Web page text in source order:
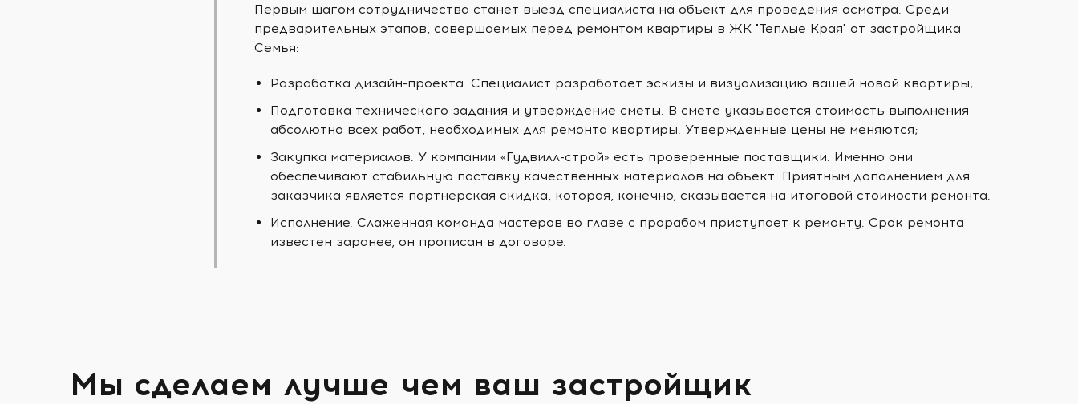
Первым шагом сотрудничества станет выезд специалиста на объект для проведения осмотра. Среди
предварительных этапов, совершаемых перед ремонтом квартиры в ЖК "Теплые Края" от застройщика
Семья:
Разработка дизайн-проекта. Специалист разработает эскизы и визуализацию вашей новой квартиры;
Подготовка технического задания и утверждение сметы. В смете указывается стоимость выполнения
абсолютно всех работ, необходимых для ремонта квартиры. Утвержденные цены не меняются;
Закупка материалов. У компании «Гудвилл-строй» есть проверенные поставщики. Именно они
обеспечивают стабильную поставку качественных материалов на объект. Приятным дополнением для
заказчика является партнерская скидка, которая, конечно, сказывается на итоговой стоимости ремонта.
Исполнение. Слаженная команда мастеров во главе с прорабом приступает к ремонту. Срок ремонта
известен заранее, он прописан в договоре.
Мы сделаем лучше чем ваш застройщик